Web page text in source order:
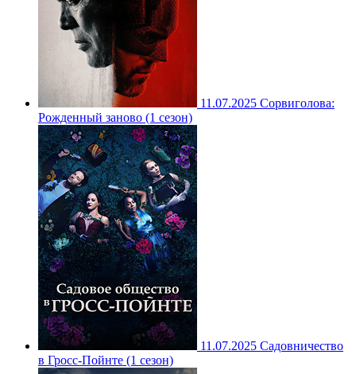
11.07.2025 Сорвиголова:
Рожденный заново (1 сезон)
11.07.2025 Садовничество
в Гросс-Пойнте (1 сезон)